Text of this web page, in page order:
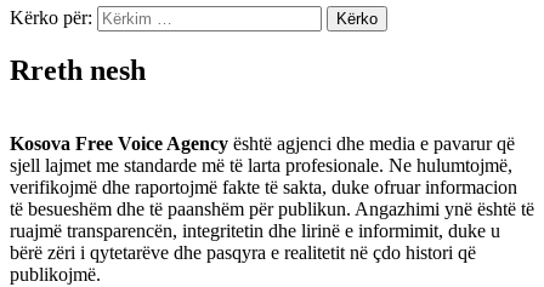
Kërko për:
Rreth nesh
Kosova Free Voice Agency është agjenci dhe media e pavarur që
sjell lajmet me standarde më të larta profesionale. Ne hulumtojmë,
verifikojmë dhe raportojmë fakte të sakta, duke ofruar informacion
të besueshëm dhe të paanshëm për publikun. Angazhimi ynë është të
ruajmë transparencën, integritetin dhe lirinë e informimit, duke u
bërë zëri i qytetarëve dhe pasqyra e realitetit në çdo histori që
publikojmë.